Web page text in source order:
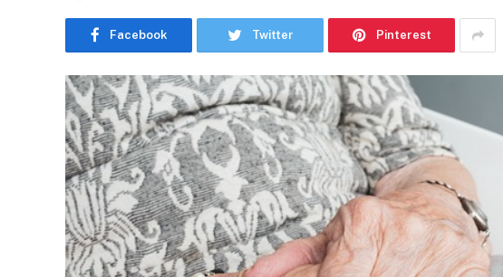
Facebook Twitter Pinterest